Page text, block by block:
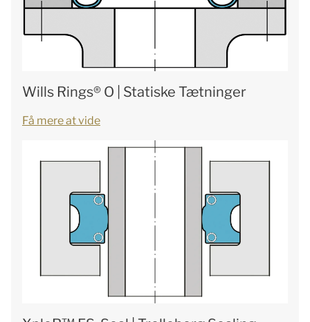
Wills Rings® O | Statiske Tætninger
Få mere at vide